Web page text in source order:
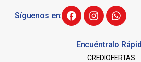
Síguenos en:
Encuéntralo
CREDIOFERTAS